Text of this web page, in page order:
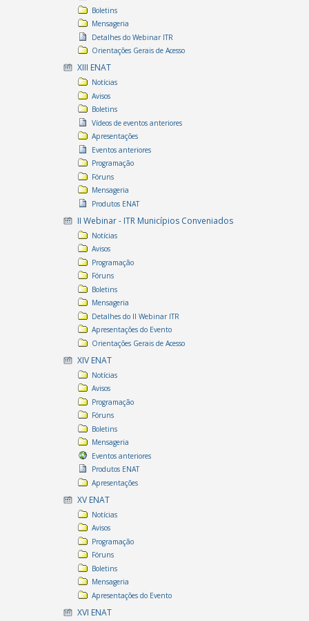
Boletins
Mensageria
Detalhes do Webinar ITR
Orientações Gerais de Acesso
XIII ENAT
Notícias
Avisos
Boletins
Vídeos de eventos anteriores
Apresentações
Eventos anteriores
Programação
Fóruns
Mensageria
Produtos ENAT
II Webinar - ITR Municípios Conveniados
Notícias
Avisos
Programação
Fóruns
Boletins
Mensageria
Detalhes do II Webinar ITR
Apresentações do Evento
Orientações Gerais de Acesso
XIV ENAT
Notícias
Avisos
Programação
Fóruns
Boletins
Mensageria
Eventos anteriores
Produtos ENAT
Apresentações
XV ENAT
Notícias
Avisos
Programação
Fóruns
Boletins
Mensageria
Apresentações do Evento
XVI ENAT